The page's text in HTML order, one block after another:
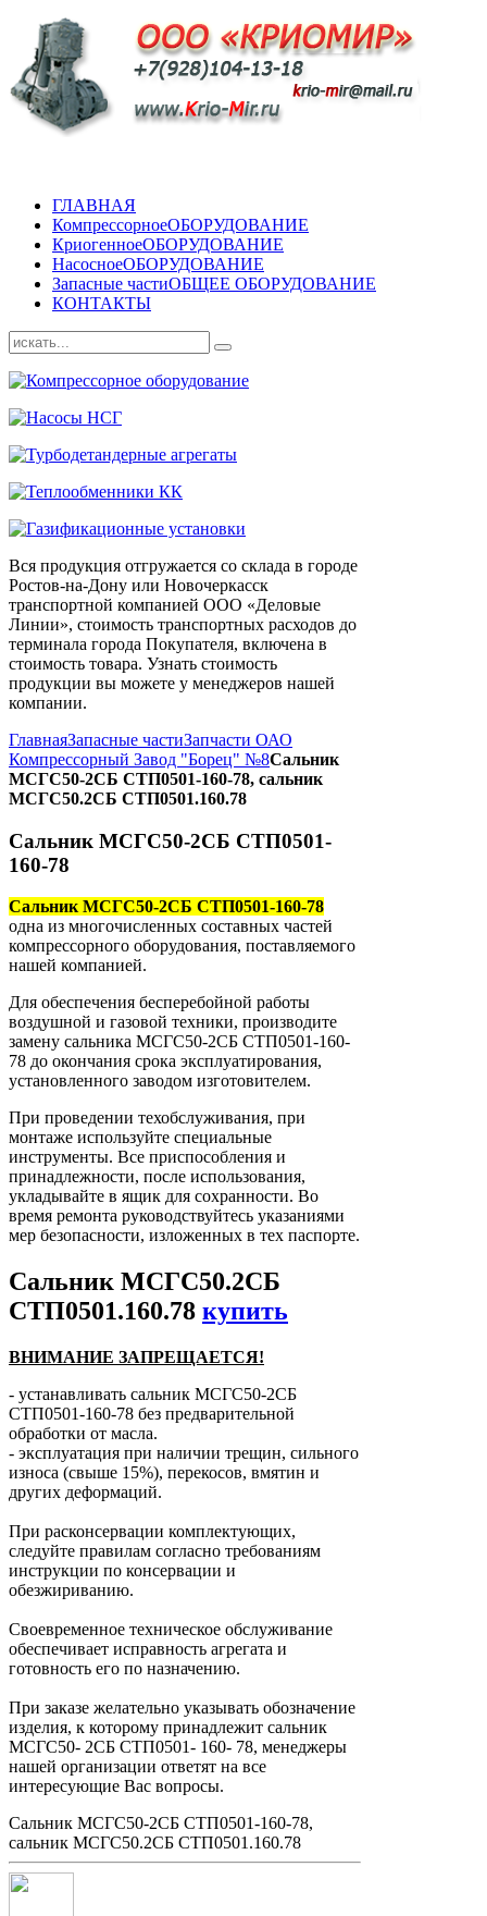
ГЛАВНАЯ
КомпрессорноеОБОРУДОВАНИЕ
КриогенноеОБОРУДОВАНИЕ
НасосноеОБОРУДОВАНИЕ
Запасные частиОБЩЕЕ ОБОРУДОВАНИЕ
КОНТАКТЫ
Вся продукция отгружается со склада в городе
Ростов-на-Дону или Новочеркасск
транспортной компанией ООО «Деловые
Линии», стоимость транспортных расходов до
терминала города Покупателя, включена в
стоимость товара. Узнать стоимость
продукции вы можете у менеджеров нашей
компании.
ГлавнаяЗапасные частиЗапчасти ОАО
Компрессорный Завод "Борец" №8Сальник
МСГС50-2СБ СТП0501-160-78, сальник
МСГС50.2СБ СТП0501.160.78
Сальник МСГС50-2СБ СТП0501-
160-78
Сальник МСГС50-2СБ СТП0501-160-78
одна из многочисленных составных частей
компрессорного оборудования, поставляемого
нашей компанией.
Для обеспечения бесперебойной работы
воздушной и газовой техники, производите
замену сальника МСГС50-2СБ СТП0501-160-
78 до окончания срока эксплуатирования,
установленного заводом изготовителем.
При проведении техобслуживания, при
монтаже используйте специальные
инструменты. Все приспособления и
принадлежности, после использования,
укладывайте в ящик для сохранности. Во
время ремонта руководствуйтесь указаниями
мер безопасности, изложенных в тех паспорте.
Сальник МСГС50.2СБ
СТП0501.160.78 купить
ВНИМАНИЕ ЗАПРЕЩАЕТСЯ!
- устанавливать сальник МСГС50-2СБ
СТП0501-160-78 без предварительной
обработки от масла.
- эксплуатация при наличии трещин, сильного
износа (свыше 15%), перекосов, вмятин и
других деформаций.
При расконсервации комплектующих,
следуйте правилам согласно требованиям
инструкции по консервации и
обезжириванию.
Своевременное техническое обслуживание
обеспечивает исправность агрегата и
готовность его по назначению.
При заказе желательно указывать обозначение
изделия, к которому принадлежит сальник
МСГС50- 2СБ СТП0501- 160- 78, менеджеры
нашей организации ответят на все
интересующие Вас вопросы.
Сальник МСГС50-2СБ СТП0501-160-78,
сальник МСГС50.2СБ СТП0501.160.78